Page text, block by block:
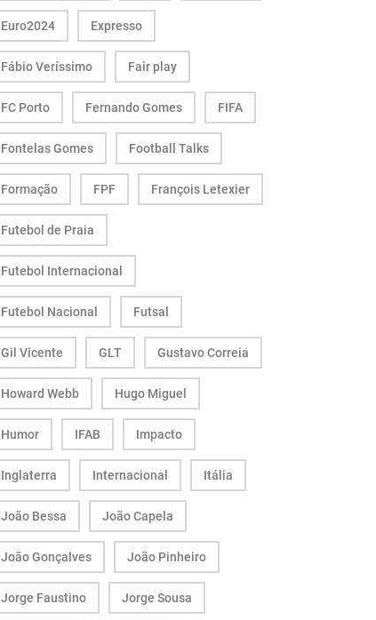
Euro2024 Expresso
Fábio Veríssimo Fair play
FC Porto Fernando Gomes FIFA
Fontelas Gomes Football Talks
Formação FPF François Letexier
Futebol de Praia
Futebol Internacional
Futebol Nacional Futsal
Gil Vicente GLT Gustavo Correia
Howard Webb Hugo Miguel
Humor IFAB Impacto
Inglaterra Internacional Itália
João Bessa João Capela
João Gonçalves João Pinheiro
Jorge Faustino Jorge Sousa